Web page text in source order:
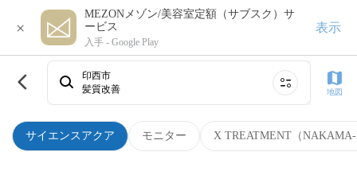
×
MEZONメゾン/美容室定額（サブスク）サ
ービス
入手 - Google Play
表示
サイエンスアクア モニター X TREATMENT（
印西市
髪質改善
地図